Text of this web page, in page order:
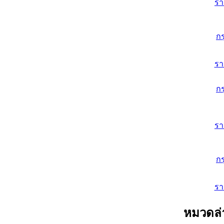
ร
ก
ร
ก
ร
ก
ร
หมวดล่